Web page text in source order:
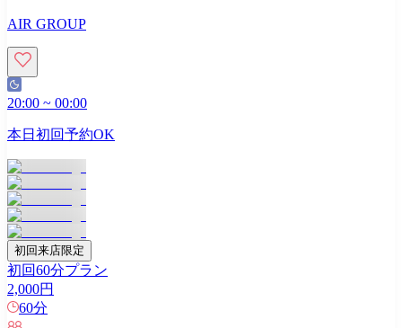
AIR GROUP
20:00 ~ 00:00
本日初回予約OK
初回来店限定
初回60分プラン
2,000円
60分